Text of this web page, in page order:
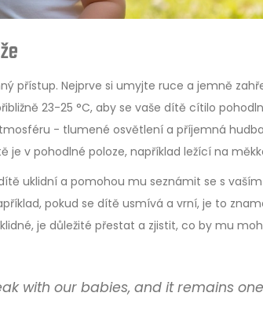
přístup. Nejprve si umyjte ruce a jemně
23-25 °C, aby se vaše dítě cítilo
- tlumené osvětlení a příjemná
je v pohodlné poloze, například ležící na
uklidní a pomohou mu seznámit se s
pokud se dítě usmívá a vrní, je to
je důležité přestat a zjistit, co by mu
with our babies, and it remains